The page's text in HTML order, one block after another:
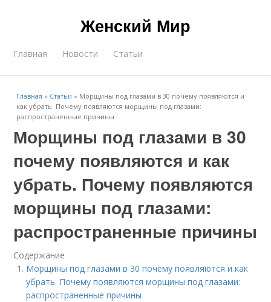
Женский Мир
Главная Новости Статьи
Главная » Статьи » Морщины под глазами в 30 почему появляются и
как убрать. Почему появляются морщины под глазами:
распространенные причины
Морщины под глазами в 30
почему появляются и как
убрать. Почему появляются
морщины под глазами:
распространенные причины
Содержание
Морщины под глазами в 30 почему появляются и как
убрать. Почему появляются морщины под глазами:
распространенные причины